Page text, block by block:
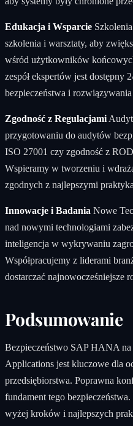
Edukacja i Wsparcie
szkolenia i warsztaty, aby
wśród użytkowników
zespół ekspertów jest dostępny
bezpieczeństwa i
Zgodność z Regulacjami
przygotowaniu do audytów
ISO 27001 czy zgodność z
Wspieramy w tworzeniu i
zgodnych z najlepszymi
Innowacje i Badania Nowe
nad nowymi technologiami
inteligencja w wykrywaniu
Współpracujemy z liderami
dostarczać najnowocześniejsze
Podsumowanie
Bezpieczeństwo SAP HANA
Applications jest kluczowe dla
przedsiębiorstwa. Poprawna
fundament tego
wyżej kroków i najlepszych